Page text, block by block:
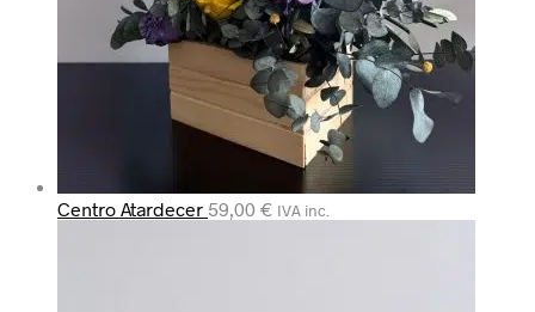
Centro Atardecer 59,00 € IVA inc.